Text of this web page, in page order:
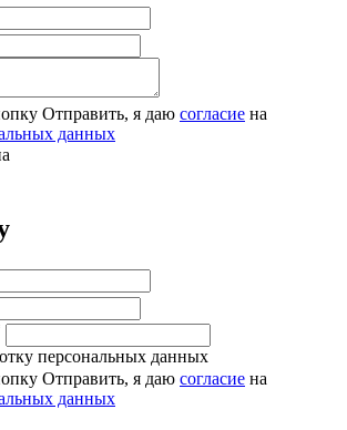
Отправить, я даю согласие на
данных
персональных данных
Отправить, я даю согласие на
данных